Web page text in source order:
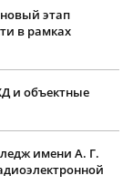
новый этап
в рамках
и объектные
имени А. Г.